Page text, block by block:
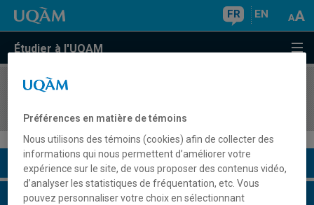
FR EN
Étudier à l'UQAM
COURS//
Description du cours
Horaire - Été 2026
Préférences en matière de témoins
Nous utilisons des témoins (cookies) afin de collecter des
informations qui nous permettent d’améliorer votre
expérience sur le site, de vous proposer des contenus vidéo,
d’analyser les statistiques de fréquentation, etc. Vous
pouvez personnaliser votre choix en sélectionnant